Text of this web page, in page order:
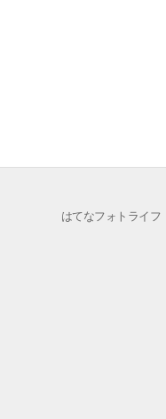
はてなフォトライフ